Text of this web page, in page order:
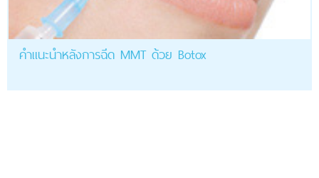
คำแนะนำหลังการฉีด MMT ด้วย Botox